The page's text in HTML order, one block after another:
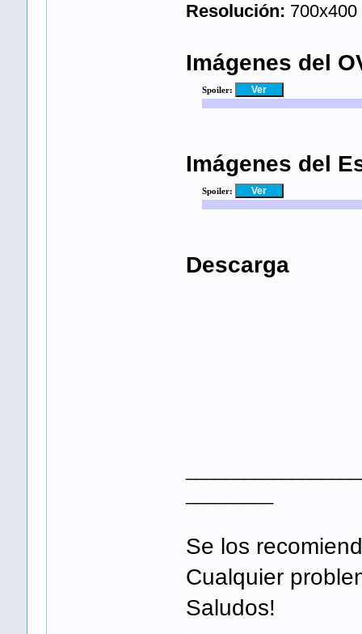
Resolución: 700x400
Imágenes del
Spoiler:
Imágenes del
Spoiler:
Descarga
Se los
Cualquier
Saludos!